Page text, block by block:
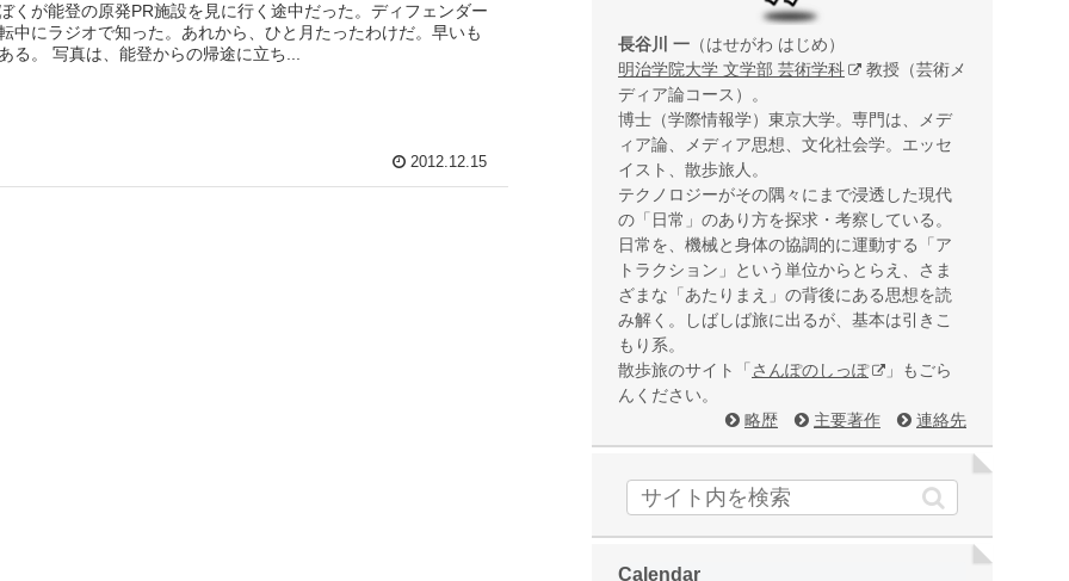
くが能登の原発PR施設を見に行く途中だった。ディフェンダー
中にラジオで知った。あれから、ひと月たったわけだ。早いも
る。 写真は、能登からの帰途に立ち...
2012.12.15
長谷川 一 （はせがわ はじめ）
明治学院大学 文学部 芸術学科
教授（芸術メ
ディア論コース）。
博士（学際情報学）東京大学。専門は、メデ
ィア論、メディア思想、文化社会学。エッセ
イスト、散歩旅人。
テクノロジーがその隅々にまで浸透した現代
の「日常」のあり方を探求・考察している。
日常を、機械と身体の協調的に運動する「ア
トラクション」という単位からとらえ、さま
ざまな「あたりまえ」の背後にある思想を読
み解く。しばしば旅に出るが、基本は引きこ
もり系。
散歩旅のサイト「 さんぽのしっぽ
」もごら
んください。
略歴
主要著作 連絡先
Calendar